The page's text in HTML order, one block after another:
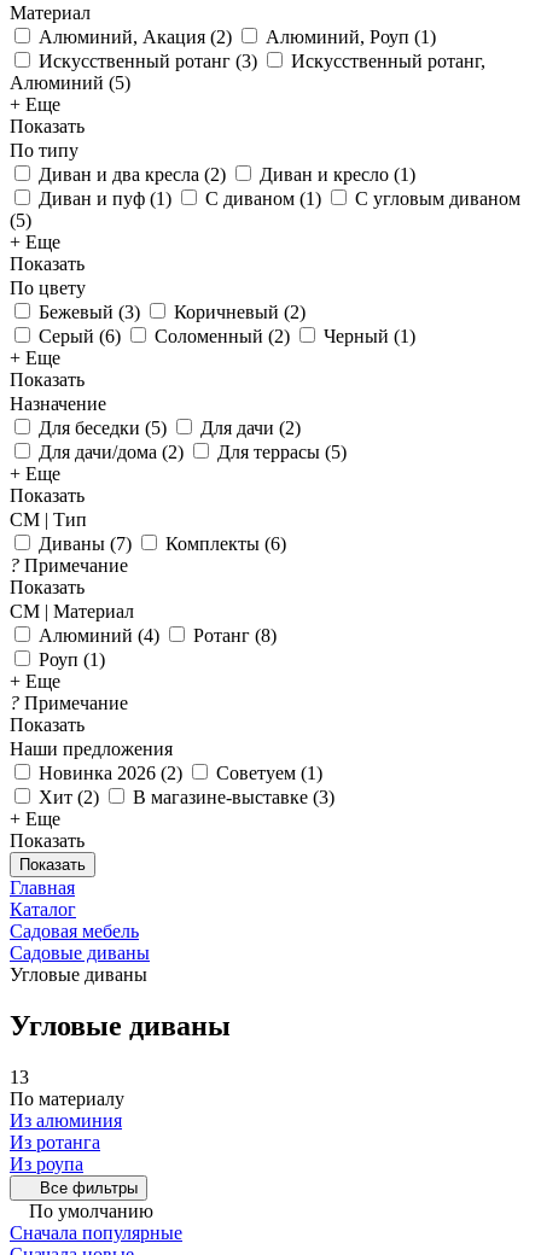
Материал
Алюминий, Акация (2) Алюминий, Роуп (1)
Искусственный ротанг (3)
Искусственный ротанг,
Алюминий (5)
+ Еще
Показать
По типу
Диван и два кресла (2) Диван и кресло (1)
Диван и пуф (1) С диваном (1)
С угловым диваном
(5)
+ Еще
Показать
По цвету
Бежевый (3) Коричневый (2)
Серый (6) Соломенный (2) Черный (1)
+ Еще
Показать
Назначение
Для беседки (5) Для дачи (2)
Для дачи/дома (2) Для террасы (5)
+ Еще
Показать
СМ | Тип
Диваны (7) Комплекты (6)
? Примечание
Показать
СМ | Материал
Алюминий (4) Ротанг (8)
Роуп (1)
+ Еще
? Примечание
Показать
Наши предложения
Новинка 2026 (2) Советуем (1)
Хит (2) В магазине-выставке (3)
+ Еще
Показать
Показать
Главная
Каталог
Садовая мебель
Садовые диваны
Угловые диваны
Угловые диваны
13
По материалу
Из алюминия
Из ротанга
Из роупа
Все фильтры
По умолчанию
Сначала популярные